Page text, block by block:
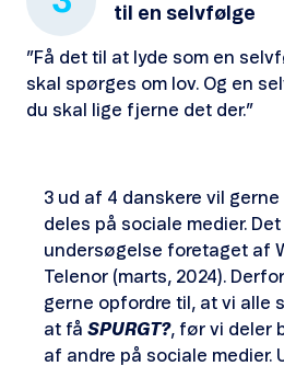
til en selvfølge
”Få det til at lyde som en
skal spørges om lov. Og en
du skal lige fjerne det der.”
3 ud af 4 danskere vil
deles på sociale medier.
undersøgelse foretaget af
Telenor (marts, 2024).
gerne opfordre til, at vi alle
at få SPURGT?, før vi deler
af andre på sociale medier.